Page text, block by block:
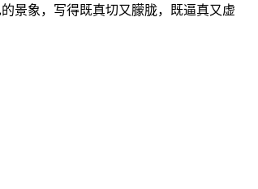
景象，写得既真切又朦胧，既逼真又虚